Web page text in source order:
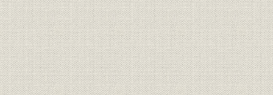
第6 俸給および諸給与
1 創業当初の給与制度
2 官吏俸給令の制定
3 「傭員俸給支給規則」の制定